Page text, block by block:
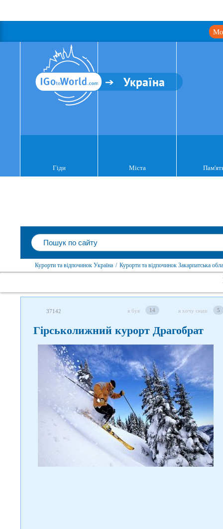
Україна
Гіди Міста
Курорти та відпочинок Україна / Курорти та відпочинок Закарпатська
37142 я був 14 я хочу сюди 5
Гірськолижний курорт Драгобрат